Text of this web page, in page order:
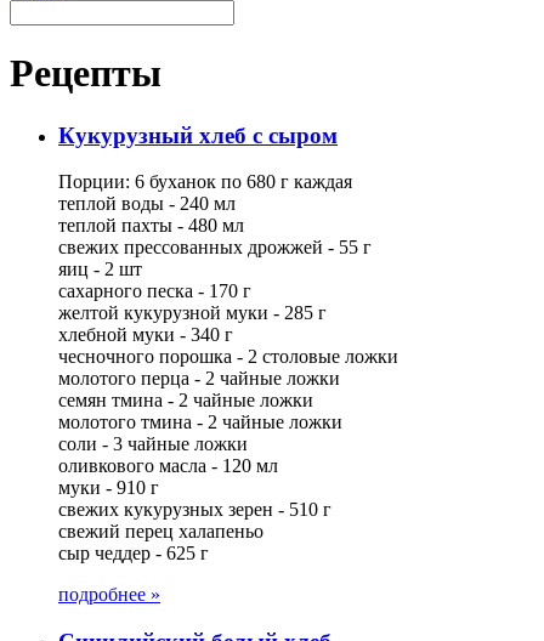
Рецепты
Кукурузный хлеб с сыром
Порции: 6 буханок по 680 г каждая
теплой воды - 240 мл
теплой пахты - 480 мл
свежих прессованных дрожжей - 55 г
яиц - 2 шт
сахарного песка - 170 г
желтой кукурузной муки - 285 г
хлебной муки - 340 г
чесночного порошка - 2 столовые ложки
молотого перца - 2 чайные ложки
семян тмина - 2 чайные ложки
молотого тмина - 2 чайные ложки
соли - 3 чайные ложки
оливкового масла - 120 мл
муки - 910 г
свежих кукурузных зерен - 510 г
свежий перец халапеньo
сыр чеддер - 625 г
подробнее »